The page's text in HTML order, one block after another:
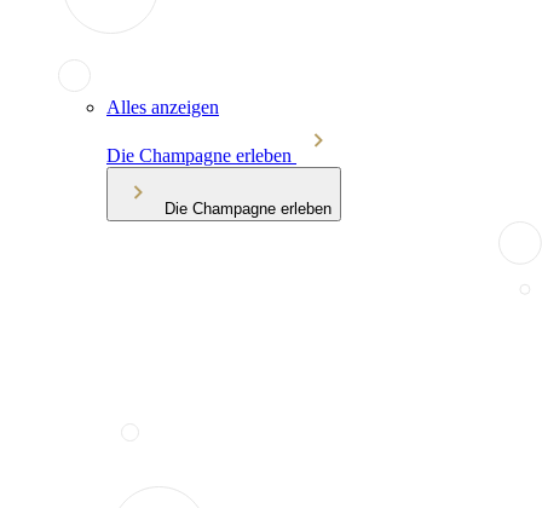
Alles anzeigen
Die Champagne erleben
Die Champagne erleben